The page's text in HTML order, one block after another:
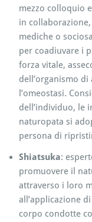
mezzo colloquio
in
mediche o
per coadiuvare i
forza vitale,
dell’organismo
l’omeostasi.
dell’individuo, le
naturopata si
persona di
Shiatsuka:
promuovere il
attraverso i loro
all’applicazione
corpo condotte